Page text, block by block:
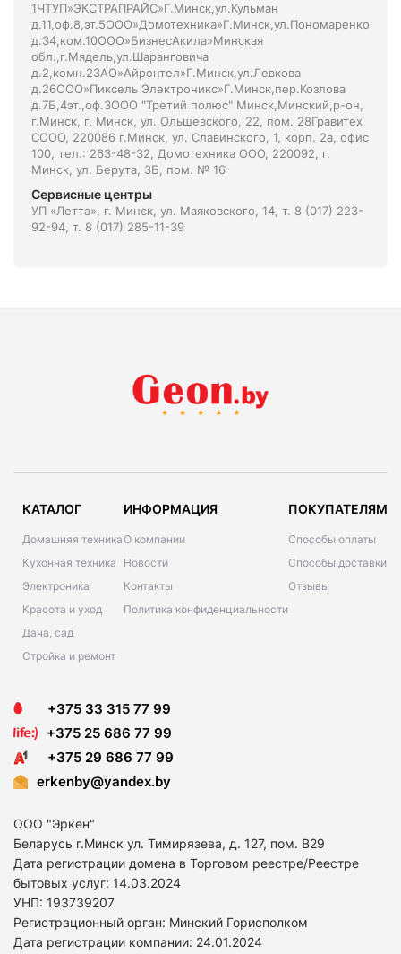
1ЧТУП»ЭКСТРАПРАЙС»Г.Минск,ул.Кульман
д.11,оф.8,эт.5ООО»Домотехника»Г.Минск,ул.Пономаренко
д.34,ком.10ООО»БизнесАкила»Минская
обл.,г.Мядель,ул.Шаранговича
д.2,комн.2ЗАО»Айронтел»Г.Минск,ул.Левкова
д.26ООО»Пиксель Электроникс»Г.Минск,пер.Козлова
д.7Б,4эт.,оф.3ООО "Третий полюс" Минск,Минский,р-он,
г.Минск, г. Минск, ул. Ольшевского, 22, пом. 28Гравитех
СООО, 220086 г.Минск, ул. Славинского, 1, корп. 2а, офис
100, тел.: 263-48-32, Домотехника ООО, 220092, г.
Минск, ул. Берута, 3Б, пом. № 16
Сервисные центры
УП «Летта», г. Минск, ул. Маяковского, 14, т. 8 (017) 223-
92-94, т. 8 (017) 285-11-39
КАТАЛОГ
Домашняя техника
Кухонная техника
Электроника
Красота и уход
Дача, сад
Стройка и ремонт
ИНФОРМАЦИЯ
О компании
Новости
Контакты
Политика конфиденциальности
ПОКУПАТЕЛЯМ
Способы оплаты
Способы доставки
Отзывы
+375 33 315 77 99
+375 25 686 77 99
+375 29 686 77 99
erkenby@yandex.by
ООО "Эркен"
Беларусь г.Минск ул. Тимирязева, д. 127, пом. В29
Дата регистрации домена в Торговом реестре/Реестре
бытовых услуг: 14.03.2024
УНП: 193739207
Регистрационный орган: Минский Горисполком
Дата регистрации компании: 24.01.2024